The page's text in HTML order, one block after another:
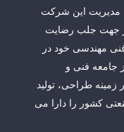
مدیریت این شرکت
جهت جلب رضایت
مهندسی خود در
جامعه فنی و
طراحی، تولید
کشور را دارا می